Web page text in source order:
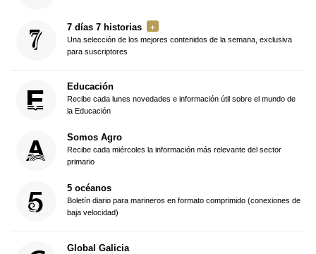
7 días 7 historias
Una selección de los mejores contenidos de la semana, exclusiva
para suscriptores
Educación
Recibe cada lunes novedades e información útil sobre el mundo de
la Educación
Somos Agro
Recibe cada miércoles la información más relevante del sector
primario
5 océanos
Boletín diario para marineros en formato comprimido (conexiones de
baja velocidad)
Global Galicia